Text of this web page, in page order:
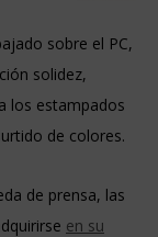
sobre el PC,
solidez,
los estampados
de colores.
de prensa, las
en su